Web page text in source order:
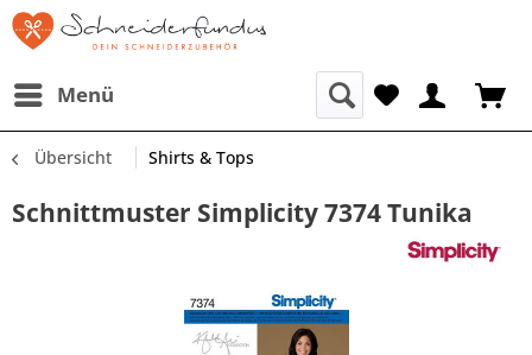
Menü
Übersicht Shirts & Tops
Schnittmuster Simplicity 7374 Tunika